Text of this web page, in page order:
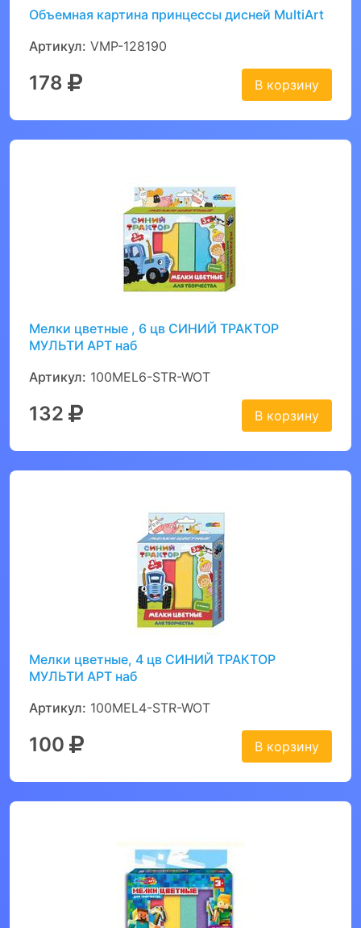
Объемная картина принцессы дисней MultiArt
Артикул: VMP-128190
178 В корзину
Мелки цветные , 6 цв СИНИЙ ТРАКТОР
МУЛЬТИ АРТ наб
Артикул: 100MEL6-STR-WOT
132 В корзину
Мелки цветные, 4 цв СИНИЙ ТРАКТОР
МУЛЬТИ АРТ наб
Артикул: 100MEL4-STR-WOT
100 В корзину